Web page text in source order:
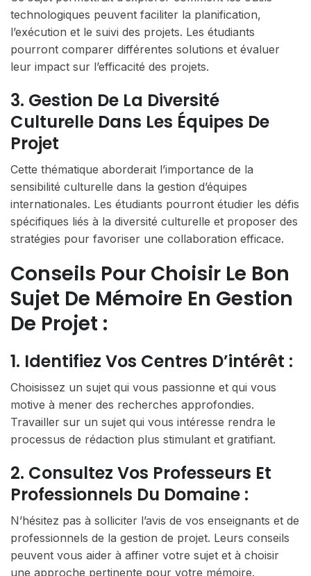
technologiques peuvent faciliter la planification,
l’exécution et le suivi des projets. Les étudiants
pourront comparer différentes solutions et évaluer
leur impact sur l’efficacité des projets.
3. Gestion De La Diversité
Culturelle Dans Les Équipes De
Projet
Cette thématique aborderait l’importance de la
sensibilité culturelle dans la gestion d’équipes
internationales. Les étudiants pourront étudier les défis
spécifiques liés à la diversité culturelle et proposer des
stratégies pour favoriser une collaboration efficace.
Conseils Pour Choisir Le Bon
Sujet De Mémoire En Gestion
De Projet :
1. Identifiez Vos Centres D’intérêt :
Choisissez un sujet qui vous passionne et qui vous
motive à mener des recherches approfondies.
Travailler sur un sujet qui vous intéresse rendra le
processus de rédaction plus stimulant et gratifiant.
2. Consultez Vos Professeurs Et
Professionnels Du Domaine :
N’hésitez pas à solliciter l’avis de vos enseignants et de
professionnels de la gestion de projet. Leurs conseils
peuvent vous aider à affiner votre sujet et à choisir
une approche pertinente pour votre mémoire.